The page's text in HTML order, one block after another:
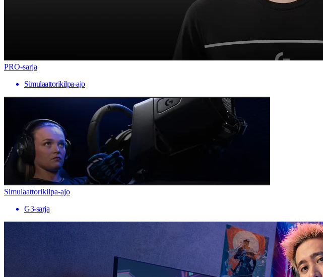
PRO-sarja
Simulaattorikilpa-ajo
Simulaattorikilpa-ajo
G3-sarja